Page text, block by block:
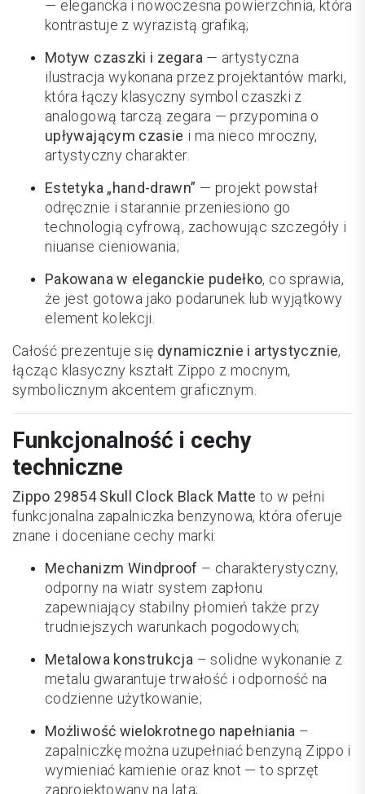
— elegancka i nowoczesna powierzchnia, która
kontrastuje z wyrazistą grafiką;
Motyw czaszki i zegara— artystyczna
ilustracja wykonana przez projektantów marki,
która łączy klasyczny symbol czaszki z
analogową tarczą zegara — przypomina o
upływającym czasie i ma nieco mroczny,
artystyczny charakter.
Estetyka „hand-drawn” — projekt powstał
odręcznie i starannie przeniesiono go
technologią cyfrową, zachowując szczegóły i
niuanse cieniowania;
Pakowana w eleganckie pudełko, co sprawia,
że jest gotowa jako podarunek lub wyjątkowy
element kolekcji.
Całość prezentuje się dynamicznie i artystycznie,
łącząc klasyczny kształt Zippo z mocnym,
symbolicznym akcentem graficznym.
Funkcjonalność i cechy
techniczne
Zippo 29854 Skull Clock Black Matte to w pełni
funkcjonalna zapalniczka benzynowa, która oferuje
znane i doceniane cechy marki:
Mechanizm Windproof – charakterystyczny,
odporny na wiatr system zapłonu
zapewniający stabilny płomień także przy
trudniejszych warunkach pogodowych;
Metalowa konstrukcja – solidne wykonanie z
metalu gwarantuje trwałość i odporność na
codzienne użytkowanie;
Możliwość wielokrotnego napełniania –
zapalniczkę można uzupełniać benzyną Zippo i
wymieniać kamienie oraz knot — to sprzęt
zaprojektowany na lata;